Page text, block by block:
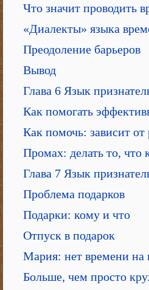
Что значит проводить
«Диалекты» языка
Преодоление барьеров
Вывод
Глава 6 Язык
Как помогать
Как помочь: зависит от
Промах: делать то, что
Глава 7 Язык
Проблема подарков
Подарки: кому и что
Отпуск в подарок
Мария: нет времени на
Больше, чем просто